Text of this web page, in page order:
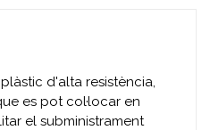
d'alta resistència,
es pot col·locar en
el subministrament